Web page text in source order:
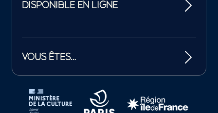
DISPONIBLE EN LIGNE
VOUS ÊTES…
Tutelles et mécènes de la Philharmonie de Paris